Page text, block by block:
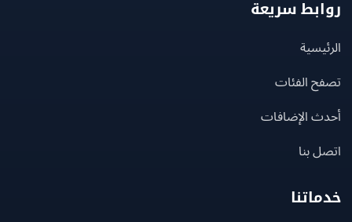
سريعة
الفئات
الإضافات
بنا